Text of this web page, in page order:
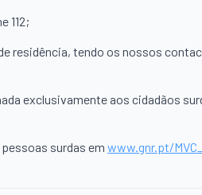
112;
residência, tendo os nossos
exclusivamente aos cidadãos
surdas em www.gnr.pt/